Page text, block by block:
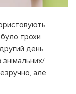
трохи
день
знімальних/
але